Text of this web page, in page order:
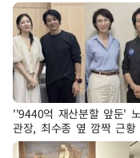
''9440억 재산분할 앞둔'
관장, 최수종 옆 깜짝 근황